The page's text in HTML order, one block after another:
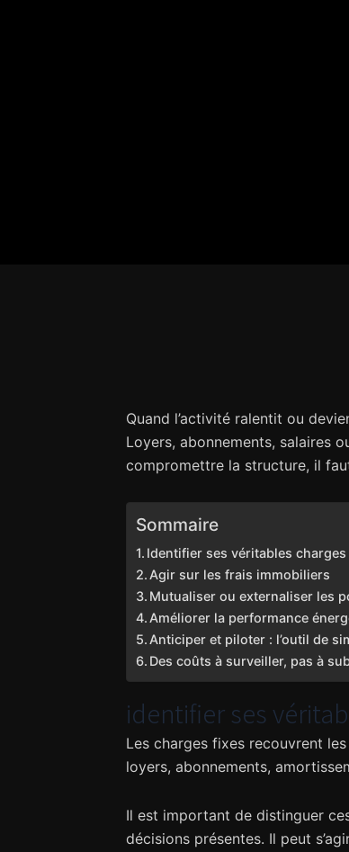
Quand l’activité ralentit ou
Loyers, abonnements, salaires
compromettre la structure, il
Sommaire
Identifier ses véritables charges
Agir sur les frais immobiliers
Mutualiser ou externaliser les
Améliorer la performance
Anticiper et piloter : l’outil de
Des coûts à surveiller, pas à
identifier ses
Les charges fixes recouvrent
loyers, abonnements,
Il est important de distinguer
décisions présentes. Il peut